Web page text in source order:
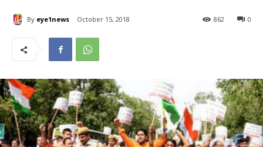
By eye1news October 15, 2018 0
862